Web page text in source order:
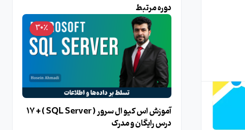
دوره مرتبط
30٪
آموزش اس کیو ال سرور ( SQL Server ) + 17
درس رایگان و مدرک